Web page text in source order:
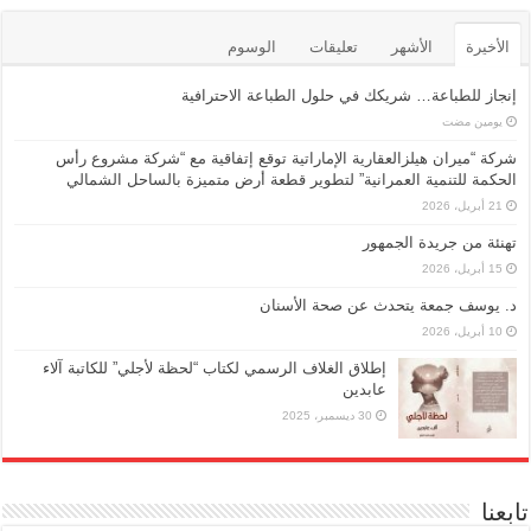
الأخيرة الأشهر تعليقات الوسوم
إنجاز للطباعة… شريكك في حلول الطباعة الاحترافية
‏يومين مضت
شركة “ميران هيلزالعقارية الإماراتية توقع إتفاقية مع “شركة مشروع رأس
الحكمة للتنمية العمرانية” لتطوير قطعة أرض متميزة بالساحل الشمالي
21 أبريل، 2026
تهنئة من جريدة الجمهور
15 أبريل، 2026
د. يوسف جمعة يتحدث عن صحة الأسنان
10 أبريل، 2026
إطلاق الغلاف الرسمي لكتاب “لحظة لأجلي” للكاتبة آلاء
عابدين
30 ديسمبر، 2025
تابعنا